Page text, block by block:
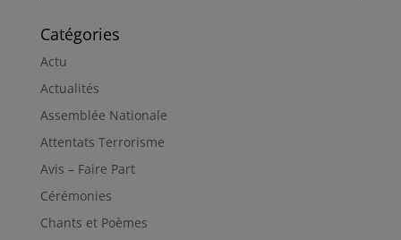
Catégories
Actu
Actualités
Assemblée Nationale
Attentats Terrorisme
Avis – Faire Part
Cérémonies
Chants et Poèmes